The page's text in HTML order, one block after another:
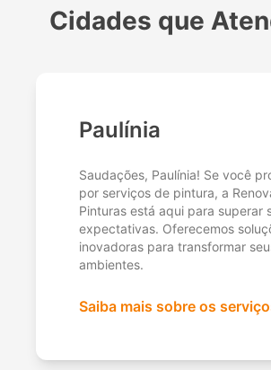
Cidades que
Paulínia
Saudações, Paulínia! Se você
por serviços de pintura, a
Pinturas está aqui para superar
expectativas. Oferecemos
inovadoras para transformar
ambientes.
Saiba mais sobre os